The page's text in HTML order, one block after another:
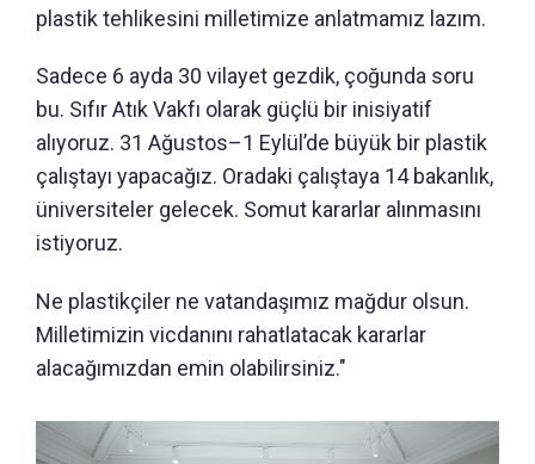
plastik tehlikesini milletimize anlatmamız lazım.
Sadece 6 ayda 30 vilayet gezdik, çoğunda soru
bu. Sıfır Atık Vakfı olarak güçlü bir inisiyatif
alıyoruz. 31 Ağustos–1 Eylül’de büyük bir plastik
çalıştayı yapacağız. Oradaki çalıştaya 14 bakanlık,
üniversiteler gelecek. Somut kararlar alınmasını
istiyoruz.
Ne plastikçiler ne vatandaşımız mağdur olsun.
Milletimizin vicdanını rahatlatacak kararlar
alacağımızdan emin olabilirsiniz."